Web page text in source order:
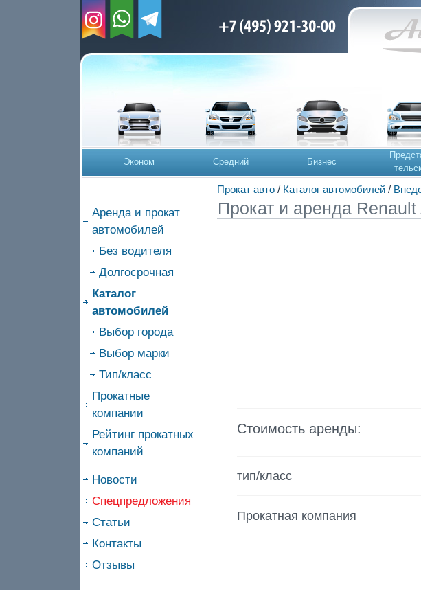
Эконом Средний Бизнес
Прокат авто/ Каталог автомобилей/
Аренда и прокат
автомобилей
Без водителя
Долгосрочная
Каталог
автомобилей
Выбор города
Выбор марки
Тип/класс
Прокатные
компании
Рейтинг прокатных
компаний
Новости
Спецпредложения
Статьи
Контакты
Отзывы
Прокат и аренда Renault
Стоимость аренды:
тип/класс
Прокатная компания